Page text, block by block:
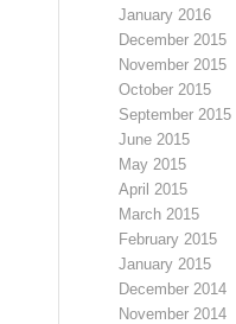
January 2016
December 2015
November 2015
October 2015
September 2015
June 2015
May 2015
April 2015
March 2015
February 2015
January 2015
December 2014
November 2014